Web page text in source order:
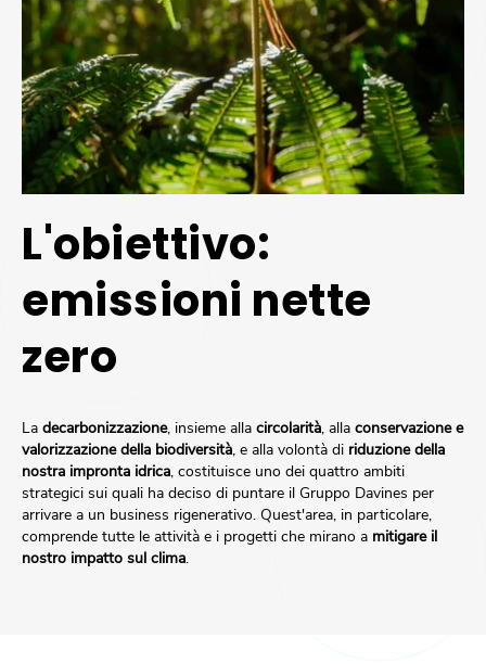
L'obiettivo:
emissioni nette
zero
La decarbonizzazione, insieme alla circolarità, alla conservazione e
valorizzazione della biodiversità, e alla volontà di riduzione della
nostra impronta idrica, costituisce uno dei quattro ambiti
strategici sui quali ha deciso di puntare il Gruppo Davines per
arrivare a un business rigenerativo. Quest'area, in particolare,
comprende tutte le attività e i progetti che mirano a mitigare il
nostro impatto sul clima.